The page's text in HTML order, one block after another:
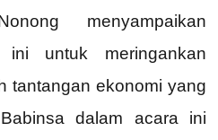
menyampaikan
ini untuk meringankan
tantangan ekonomi yang
dalam acara ini